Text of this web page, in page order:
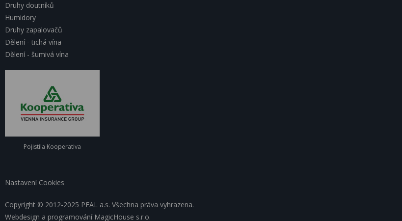
Druhy doutníků
Humidory
Druhy zapalovačů
Dělení - tichá vína
Dělení - šumivá vína
Pojistila Kooperativa
Nastavení Cookies
Copyright © 2012-2025 PEAL a.s. Všechna práva vyhrazena.
Webdesign a programování MagicHouse s.r.o.